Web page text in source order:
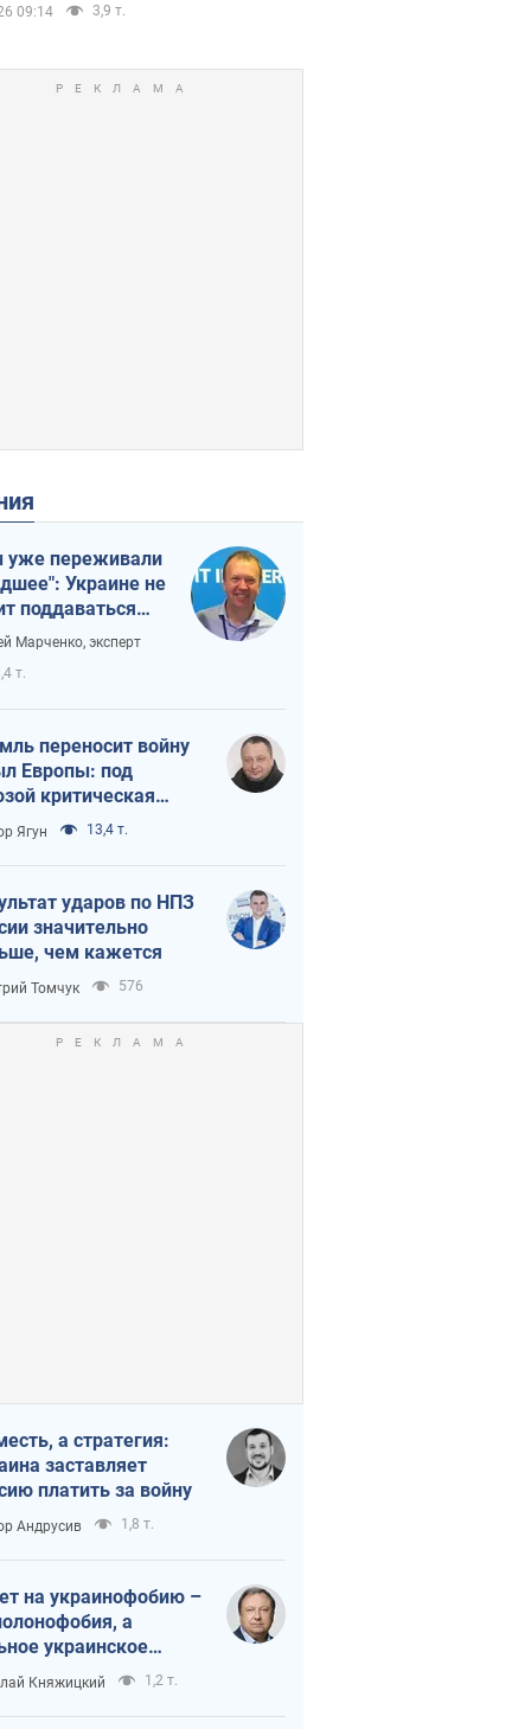
09:14 3,9 т.
переживали
Украине не
поддаваться
из-за
Марченко, эксперт
т.
переносит войну
Европы: под
критическая
Ягун 13,4 т.
ударов по НПЗ
значительно
чем кажется
Томчук 576
а стратегия:
заставляет
платить за войну
Андрусив 1,8 т.
на украинофобию –
а
украинское
Княжицкий 1,2 т.